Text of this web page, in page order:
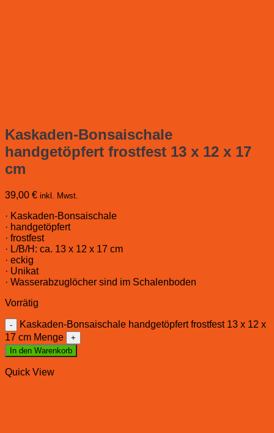
Kaskaden-Bonsaischale
handgetöpfert frostfest 13 x 12 x 17
cm
39,00 € inkl. Mwst.
· Kaskaden-Bonsaischale
· handgetöpfert
· frostfest
· L/B/H: ca. 13 x 12 x 17 cm
· eckig
· Unikat
· Wasserabzuglöcher sind im Schalenboden
Vorrätig
Kaskaden-Bonsaischale handgetöpfert frostfest 13 x 12 x
17 cm Menge
In den Warenkorb
Quick View